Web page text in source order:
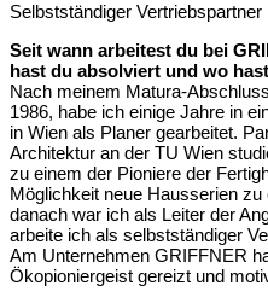
Selbstständiger Vertriebspartner
Seit wann arbeitest du bei
hast du absolviert und wo
Nach meinem Matura-
1986, habe ich einige Jahre in
in Wien als Planer gearbeitet.
Architektur an der TU Wien
zu einem der Pioniere der
Möglichkeit neue Hausserien
danach war ich als Leiter der
arbeite ich als selbstständiger
Am Unternehmen GRIFFNER
Ökopioniergeist gereizt und